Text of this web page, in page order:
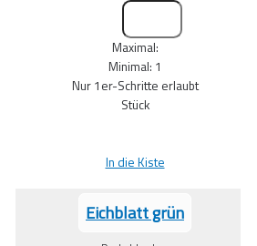
Maximal:
Minimal: 1
Nur 1 er-Schritte erlaubt
Stück
In die Kiste
Eichblatt grün